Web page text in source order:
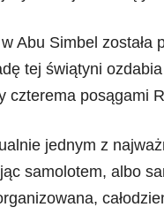
Abu Simbel została
tej świątyni
czterema posągami
jednym z
samolotem, albo